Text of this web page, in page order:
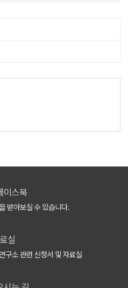
이스북
받아보실 수 있습니다.
실
구소 관련 신청서 및 자료실